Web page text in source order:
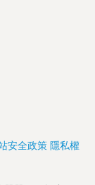
安全政策 隱私權